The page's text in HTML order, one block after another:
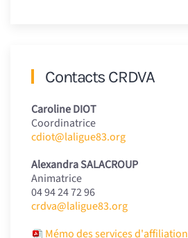
Contacts CRDVA
Caroline DIOT
Coordinatrice
cdiot@laligue83.org
Alexandra SALACROUP
Animatrice
04 94 24 72 96
crdva@laligue83.org
Mémo des services d'affiliation